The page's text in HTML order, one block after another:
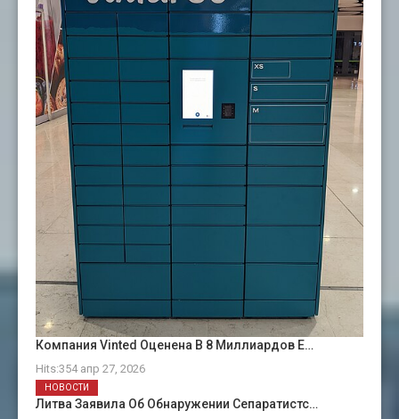
Компания Vinted Оценена В 8 Миллиардов Е…
Hits:354 апр 27, 2026
Литва Заявила Об Обнаружении Сепаратистс…
НОВОСТИ